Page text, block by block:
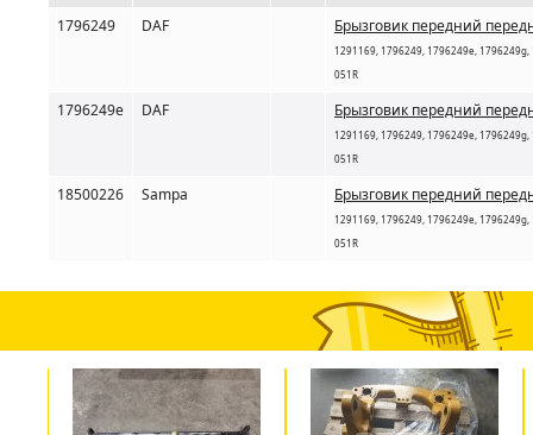
1796249
DAF Брызговик передний
1291169, 1796249, 1796249e, 1796249g,
051R
1796249e DAF Брызговик передний
1291169, 1796249, 1796249e, 1796249g,
051R
18500226 Sampa Брызговик передний
1291169, 1796249, 1796249e, 1796249g,
051R